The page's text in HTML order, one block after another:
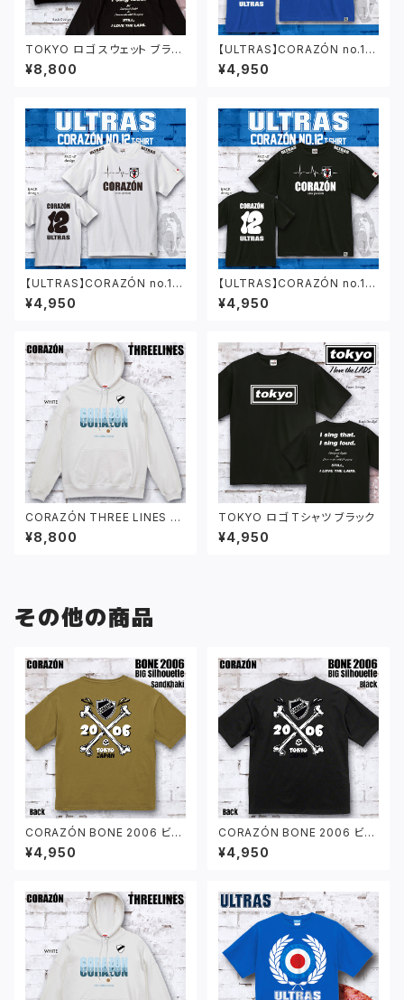
TOKYO ロゴ スウェット ブラッ
ク
¥8,800
【ULTRAS】CORAZÓN no.12
Tシャツ ブルー
¥4,950
【ULTRAS】CORAZÓN no.12
Tシャツ ホワイト
¥4,950
【ULTRAS】CORAZÓN no.12
Tシャツ ブラック
¥4,950
CORAZÓN THREE LINES パ
ーカー ホワイト
¥8,800
TOKYO ロゴ Tシャツ ブラック
¥4,950
その他の商品
CORAZÓN BONE 2006 ビッ
グシルエット Tシャツ サンドカ
ーキ
¥4,950
CORAZÓN BONE 2006 ビッ
グシルエット Tシャツ ブラック
¥4,950